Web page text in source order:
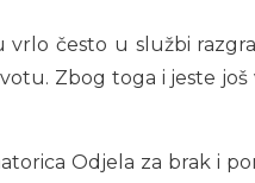
često u službi
Zbog toga i jeste
Odjela za brak i